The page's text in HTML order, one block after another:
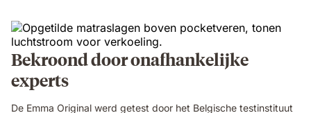
Bekroond door onafhankelijke
experts
De Emma Original werd getest door het Belgische testinstituut